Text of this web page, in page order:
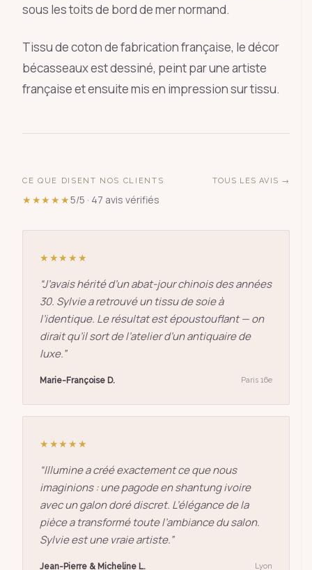
sous les toits de bord de mer normand.
Tissu de coton de fabrication française, le décor
bécasseaux est dessiné, peint par une artiste
française et ensuite mis en impression sur tissu.
CE QUE DISENT NOS CLIENTS
★★★★★5/5 · 47 avis vérifiés
TOUS LES AVIS →
★★★★★
“J’avais hérité d’un abat-jour chinois des années
30. Sylvie a retrouvé un tissu de soie à
l’identique. Le résultat est époustouflant — on
dirait qu’il sort de l’atelier d’un antiquaire de
luxe.”
Marie-Françoise D. Paris 16e
★★★★★
“Illumine a créé exactement ce que nous
imaginions : une pagode en shantung ivoire
avec un galon doré discret. L’élégance de la
pièce a transformé toute l’ambiance du salon.
Sylvie est une vraie artiste.”
Jean-Pierre & Micheline L. Lyon